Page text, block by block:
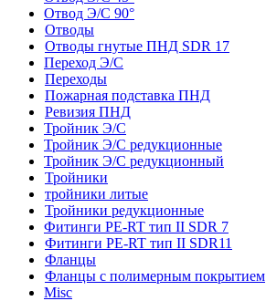
Отвод Э/С 90°
Отводы
Отводы гнутые ПНД SDR 17
Переход Э/С
Переходы
Пожарная подставка ПНД
Ревизия ПНД
Тройник Э/С
Тройник Э/С редукционные
Тройник Э/С редукционный
Тройники
тройники литые
Тройники редукционные
Фитинги PE-RT тип II SDR 7
Фитинги PE-RT тип II SDR11
Фланцы
Фланцы с полимерным покрытием
Misc